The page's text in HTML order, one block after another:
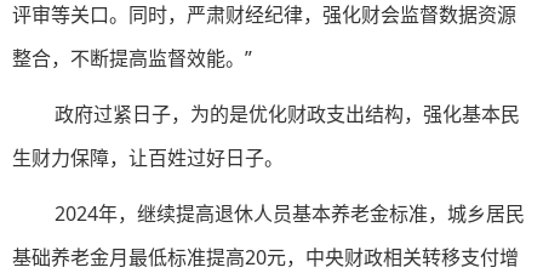
评审等关口。同时，严肃财经纪律，强化财会监督数据资源
整合，不断提高监督效能。”
政府过紧日子，为的是优化财政支出结构，强化基本民
生财力保障，让百姓过好日子。
2024年，继续提高退休人员基本养老金标准，城乡居民
基础养老金月最低标准提高20元，中央财政相关转移支付增